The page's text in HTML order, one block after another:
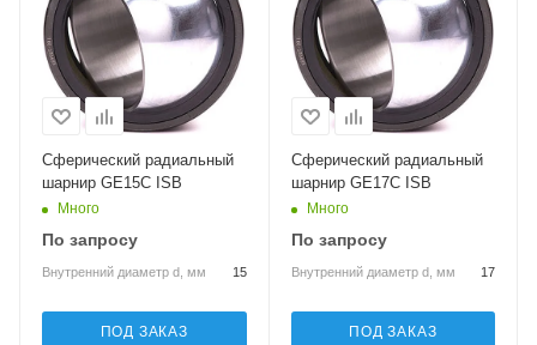
Сферический радиальный
шарнир GE15C ISB
Много
По запросу
Внутренний диаметр d, мм 15
ПОД ЗАКАЗ
Сферический радиальный
шарнир GE17C ISB
Много
По запросу
Внутренний диаметр d, мм 17
ПОД ЗАКАЗ